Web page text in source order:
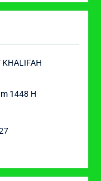
KHALIFAH
1448 H